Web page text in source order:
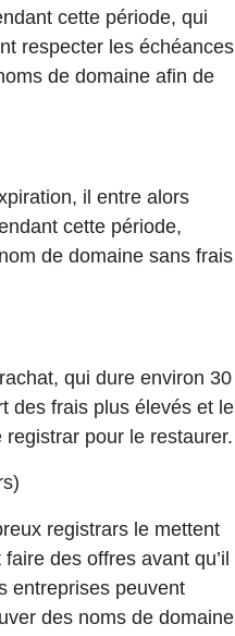
cette période, qui
respecter les échéances
de domaine afin de
il entre alors
cette période,
de domaine sans frais
qui dure environ 30
des frais plus élevés et le
pour le restaurer.
registrars le mettent
des offres avant qu’il
entreprises peuvent
des noms de domaine